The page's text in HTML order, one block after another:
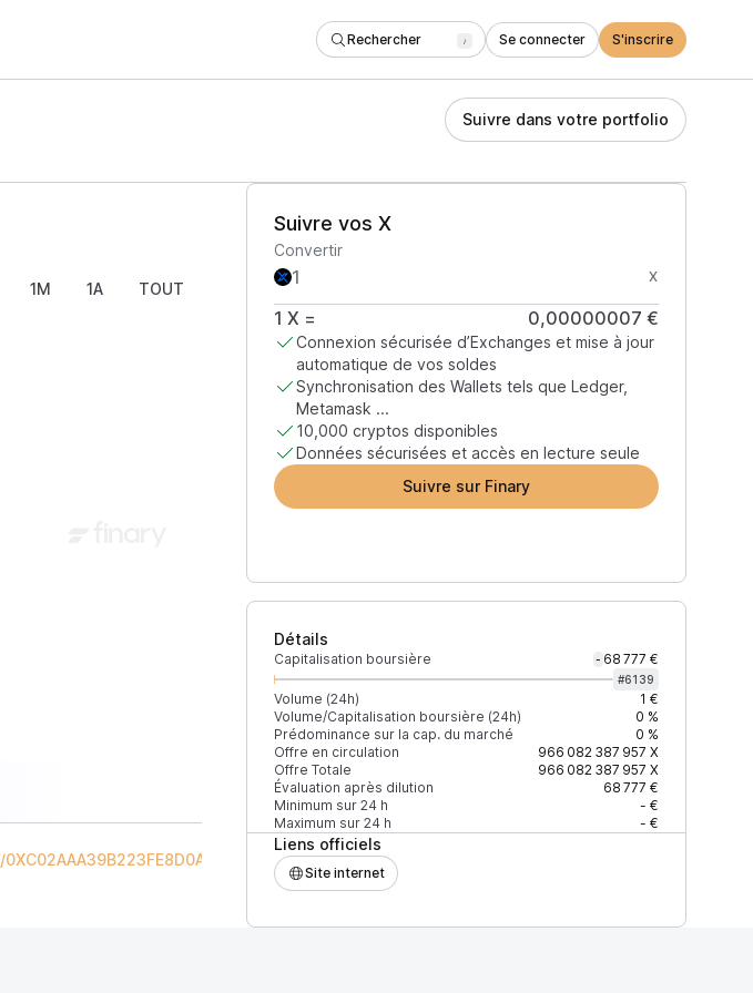
Rechercher / Se connecter S'inscrire
Suivre dans votre portfolio
1M 1A TOUT
Suivre vos X
Convertir
X
1 X = 0,00000007 €
Connexion sécurisée d’Exchanges et mise à jour
automatique de vos soldes
Synchronisation des Wallets tels que Ledger,
Metamask ...
10,000 cryptos disponibles
Données sécurisées et accès en lecture seule
Suivre sur Finary
Détails
Capitalisation boursière - 68 777 €
#6139
Volume (24h)
1 €
Volume/Capitalisation boursière (24h)
0 %
Prédominance sur la cap. du marché
0 %
Offre en circulation
966 082 387 957 X
Offre Totale
966 082 387 957 X
Évaluation après dilution
68 777 €
Minimum sur 24 h
- €
Maximum sur 24 h
- €
Liens officiels
Site internet
+2% depth
/0XC02AAA39B223FE8D0A0E5C4F27EAD9083C756CC2